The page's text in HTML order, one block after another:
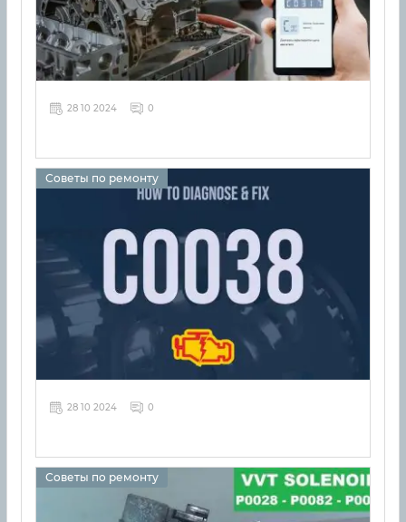
28 10 2024 0
Советы по ремонту
28 10 2024 0
Советы по ремонту